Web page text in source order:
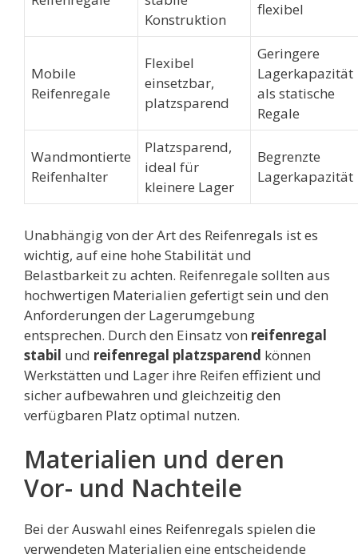
Konstruktion
flexibel
Mobile
Reifenregale
Flexibel
einsetzbar,
platzsparend
Geringere
Lagerkapazität
als statische
Regale
Wandmontierte
Reifenhalter
Platzsparend,
ideal für
kleinere Lager
Begrenzte
Lagerkapazität
Unabhängig von der Art des Reifenregals ist es
wichtig, auf eine hohe Stabilität und
Belastbarkeit zu achten. Reifenregale sollten aus
hochwertigen Materialien gefertigt sein und den
Anforderungen der Lagerumgebung
entsprechen. Durch den Einsatz von reifenregal
stabil und reifenregal platzsparend können
Werkstätten und Lager ihre Reifen effizient und
sicher aufbewahren und gleichzeitig den
verfügbaren Platz optimal nutzen.
Materialien und deren
Vor- und Nachteile
Bei der Auswahl eines Reifenregals spielen die
verwendeten Materialien eine entscheidende